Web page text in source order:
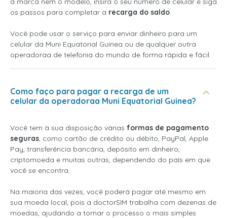
os passos para completar a recarga do saldo.
Você pode usar o serviço para enviar dinheiro para um
celular da Muni Equatorial Guinea ou de qualquer outra
operadoraa de telefonia do mundo de forma rápida e fácil.
Como faço para pagar a recarga de um
celular da operadoraa Muni Equatorial Guinea?
Você tem à sua disposição várias formas de pagamento
seguras, como cartão de crédito ou débito, PayPal, Apple
Pay, transferência bancária, depósito em dinheiro,
criptomoeda e muitas outras, dependendo do país em que
você se encontra.
Na maioria das vezes, você poderá pagar até mesmo em
sua moeda local, pois a doctorSIM trabalha com dezenas de
moedas, ajudando a tornar o processo o mais simples